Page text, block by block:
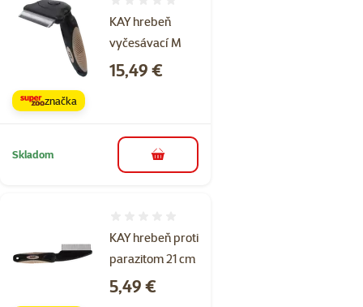
KAY hrebeň
vyčesávací M
Cena
15,49 €
značka
Skladom do košíka
KAY hrebeň proti
parazitom 21 cm
Cena
5,49 €